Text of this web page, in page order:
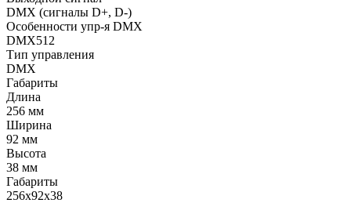
DMX (сигналы D+, D-)
Особенности упр-я DMX
DMX512
Тип управления
DMX
Габариты
Длина
256 мм
Ширина
92 мм
Высота
38 мм
Габариты
256х92х38